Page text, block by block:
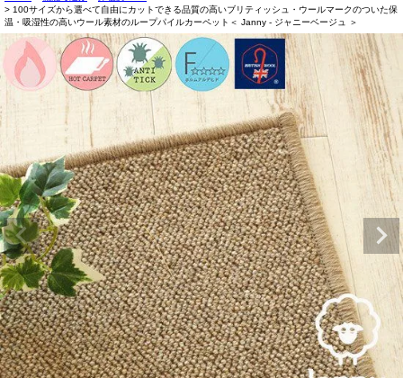
100サイズから選べて自由にカットできる品質の高いブリティッシュ・ウールマークのついた保
温・吸湿性の高いウール素材のループパイルカーペット＜ Janny - ジャニーベージュ ＞